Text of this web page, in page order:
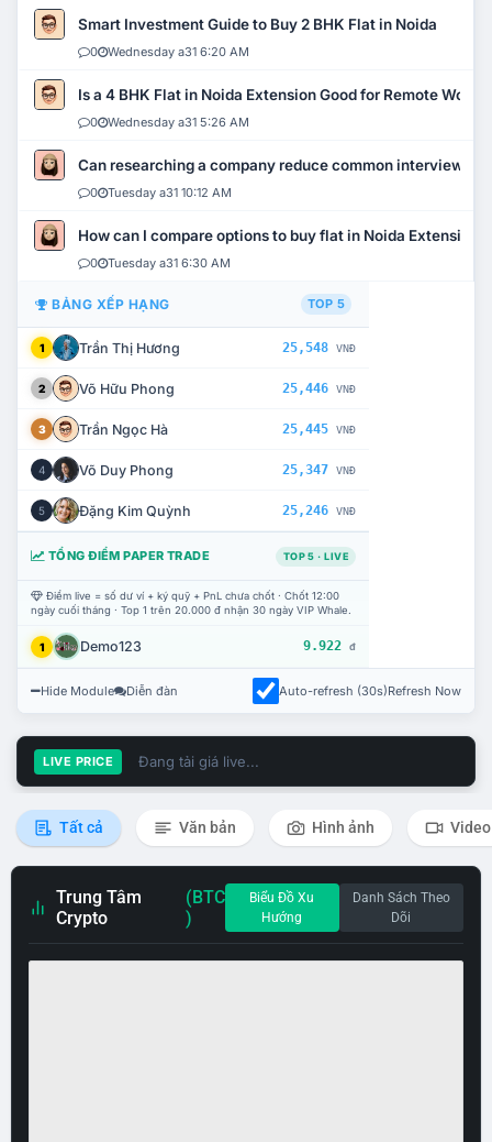
Smart Investment Guide to Buy 2 BHK Flat in Noida
0 Wednesday a31 6:20 AM
Is a 4 BHK Flat in Noida Extension Good for Remote Work?
0 Wednesday a31 5:26 AM
Can researching a company reduce common interview
0 Tuesday a31 10:12 AM
How can I compare options to buy flat in Noida Extension?
0 Tuesday a31 6:30 AM
BẢNG XẾP HẠNG TOP 5
1 Trần Thị Hương 25,548 VNĐ
2 Võ Hữu Phong 25,446 VNĐ
3 Trần Ngọc Hà 25,445 VNĐ
4 Võ Duy Phong 25,347 VNĐ
5 Đặng Kim Quỳnh 25,246 VNĐ
TỔNG ĐIỂM PAPER TRADE TOP 5 · LIVE
Điểm live = số dư ví + ký quỹ + PnL chưa chốt · Chốt 12:00
ngày cuối tháng · Top 1 trên 20.000 đ nhận 30 ngày VIP Whale.
1 Demo123 9.922 đ
Hide Module Diễn đàn Auto-refresh (30s)Refresh Now
LIVE PRICE Đang tải giá live...
Tất cả Văn bản Hình ảnh Video
Trung Tâm
Crypto
(BTC
)
Biểu Đồ Xu
Hướng
Danh Sách Theo
Dõi